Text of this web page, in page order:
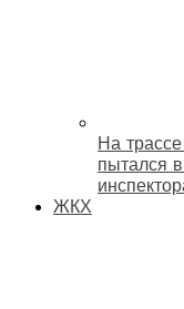
На
пытался
ЖКХ